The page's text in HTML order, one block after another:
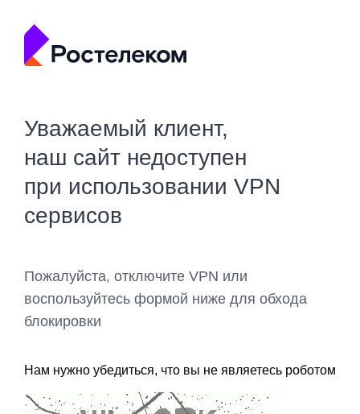
Уважаемый клиент,
наш сайт недоступен
при использовании VPN
сервисов
Пожалуйста, отключите VPN или
воспользуйтесь формой ниже для обхода
блокировки
Нам нужно убедиться, что вы не являетесь роботом